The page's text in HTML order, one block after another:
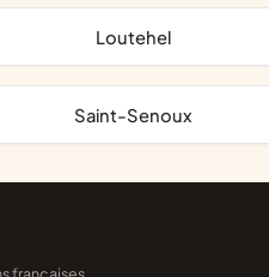
Loutehel
Saint-Senoux